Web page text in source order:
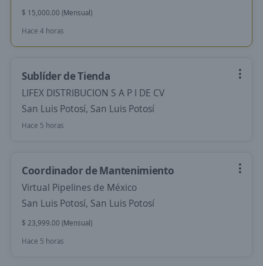
$ 15,000.00 (Mensual)
Hace 4 horas
Sublíder de Tienda
LIFEX DISTRIBUCION S A P I DE CV
San Luis Potosí, San Luis Potosí
Hace 5 horas
Coordinador de Mantenimiento
Virtual Pipelines de México
San Luis Potosí, San Luis Potosí
$ 23,999.00 (Mensual)
Hace 5 horas